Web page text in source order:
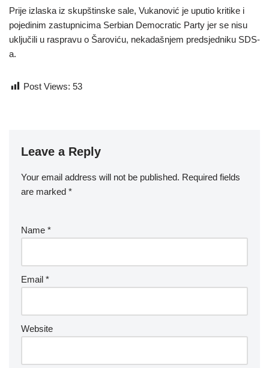
Prije izlaska iz skupštinske sale, Vukanović je uputio kritike i
pojedinim zastupnicima Serbian Democratic Party jer se nisu
uključili u raspravu o Šaroviću, nekadašnjem predsjedniku SDS-
a.
Post Views: 53
Leave a Reply
Your email address will not be published. Required fields
are marked *
Name *
Email *
Website